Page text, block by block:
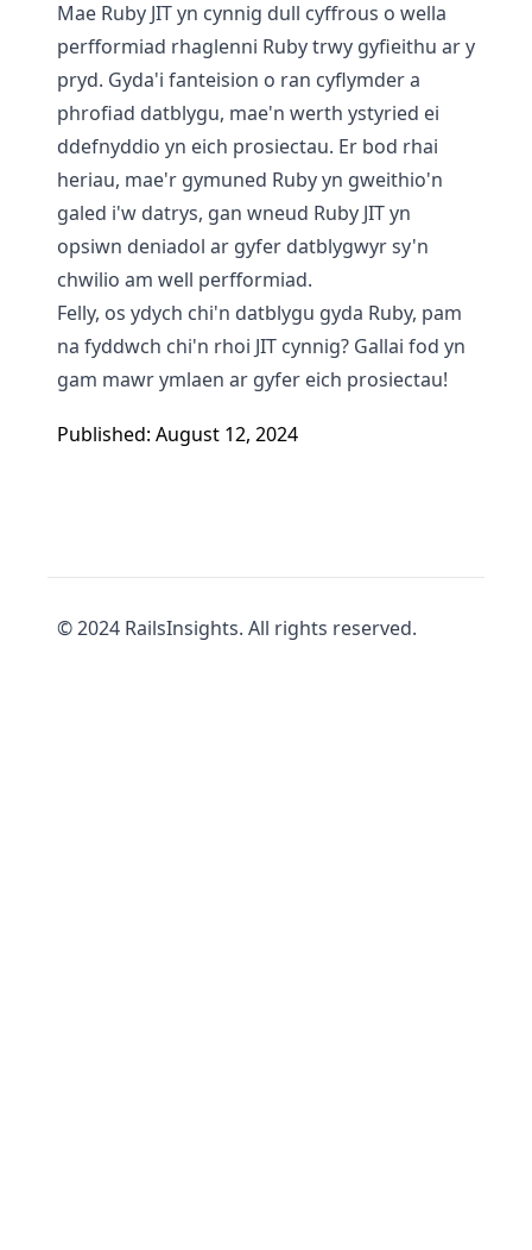
Mae Ruby JIT yn cynnig dull cyffrous o wella
perfformiad rhaglenni Ruby trwy gyfieithu ar y
pryd. Gyda'i fanteision o ran cyflymder a
phrofiad datblygu, mae'n werth ystyried ei
ddefnyddio yn eich prosiectau. Er bod rhai
heriau, mae'r gymuned Ruby yn gweithio'n
galed i'w datrys, gan wneud Ruby JIT yn
opsiwn deniadol ar gyfer datblygwyr sy'n
chwilio am well perfformiad.
Felly, os ydych chi'n datblygu gyda Ruby, pam
na fyddwch chi'n rhoi JIT cynnig? Gallai fod yn
gam mawr ymlaen ar gyfer eich prosiectau!
Published: August 12, 2024
© 2024 RailsInsights. All rights reserved.